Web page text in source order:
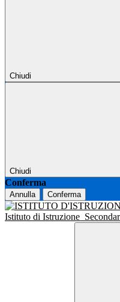
Chiudi
Chiudi
Conferma
Annulla Conferma
Istituto di Istruzione